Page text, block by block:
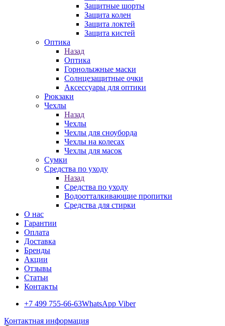
Защитные шорты
Защита колен
Защита локтей
Защита кистей
Оптика
Назад
Оптика
Горнолыжные маски
Солнцезащитные очки
Аксессуары для оптики
Рюкзаки
Чехлы
Назад
Чехлы
Чехлы для сноуборда
Чехлы на колесах
Чехлы для масок
Сумки
Средства по уходу
Назад
Средства по уходу
Водоотталкивающие пропитки
Средства для стирки
О нас
Гарантии
Оплата
Доставка
Бренды
Акции
Отзывы
Статьи
Контакты
+7 499 755-66-63WhatsApp Viber
Контактная информация